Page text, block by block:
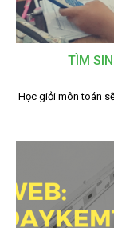
TÌM
Học giỏi môn toán